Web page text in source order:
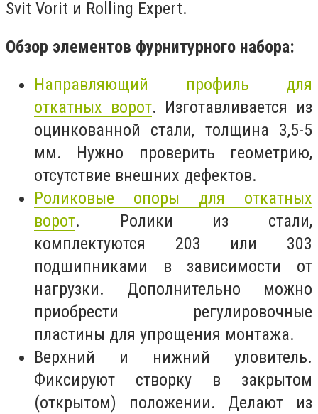
Svit Vorit и Rolling Expert.
Обзор элементов фурнитурного набора:
Направляющий профиль для
откатных ворот. Изготавливается из
оцинкованной стали, толщина 3,5-5
мм. Нужно проверить геометрию,
отсутствие внешних дефектов.
Роликовые опоры для откатных
ворот. Ролики из стали,
комплектуются 203 или 303
подшипниками в зависимости от
нагрузки. Дополнительно можно
приобрести регулировочные
пластины для упрощения монтажа.
Верхний и нижний уловитель.
Фиксируют створку в закрытом
(открытом) положении. Делают из